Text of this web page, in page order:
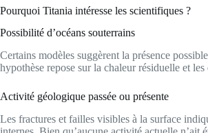
Pourquoi Titania intéresse les scientifiques ?
Possibilité d’océans souterrains
Certains modèles suggèrent la présence
hypothèse repose sur la chaleur résiduelle et
Activité géologique passée ou présente
Les fractures et failles visibles à la surface